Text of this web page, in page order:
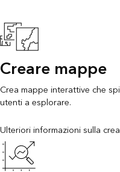
Creare mappe
Crea mappe interattive che
utenti a esplorare.
Ulteriori informazioni sulla